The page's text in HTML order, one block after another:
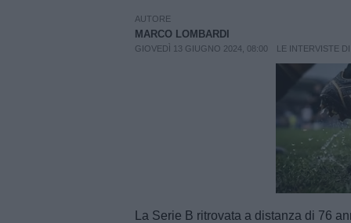
AUTORE
MARCO LOMBARDI
GIOVEDÌ 13 GIUGNO 2024, 08:00 LE INTERVISTE
La Serie B ritrovata a distanza di 76